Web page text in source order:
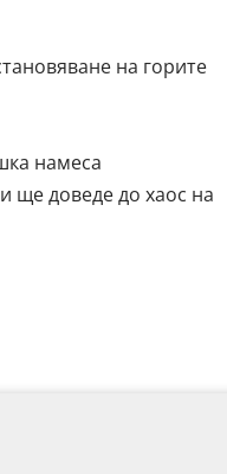
на горите
намеса
ще доведе до хаос на